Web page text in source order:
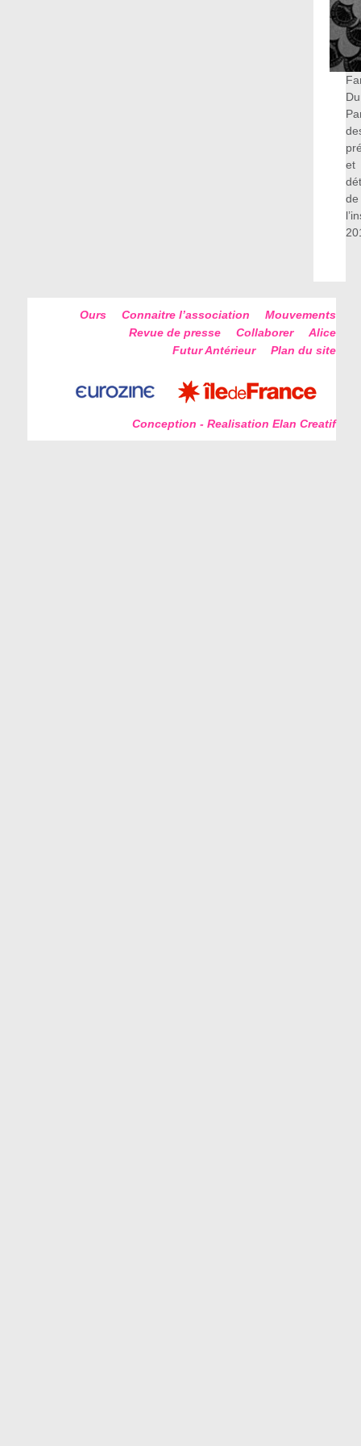
et
de
Ours Connaitre l’association
Mouvements
Revue de presse
Collaborer
Alice
Futur Antérieur
Plan du site
Conception - Realisation Elan Creatif